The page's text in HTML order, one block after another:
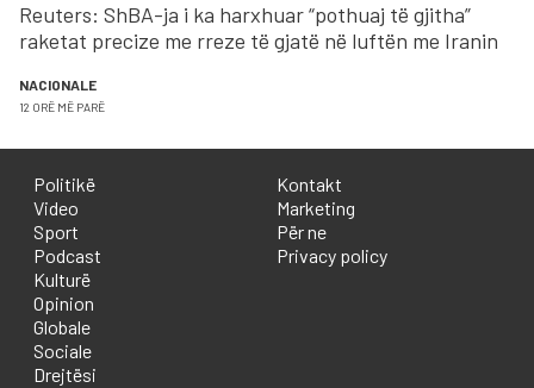
Reuters: ShBA-ja i ka harxhuar “pothuaj të gjitha”
raketat precize me rreze të gjatë në luftën me Iranin
NACIONALE
12 ORË MË PARË
Politikë
Video
Sport
Podcast
Kulturë
Opinion
Globale
Sociale
Drejtësi
Kontakt
Marketing
Për ne
Privacy policy